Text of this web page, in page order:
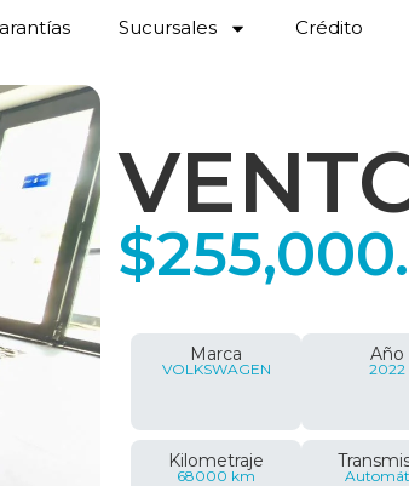
Sucursales Crédito
$
Marca
VOLKSWAGEN
Año
2022
Kilometraje
68000 km